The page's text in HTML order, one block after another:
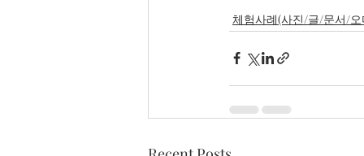
체험사례(사진/글/문서/오